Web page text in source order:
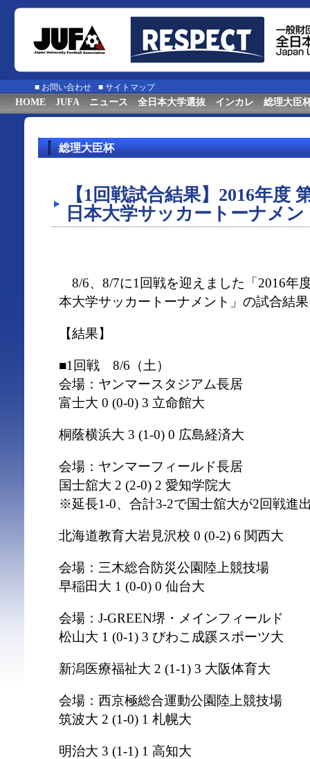
■ お問い合わせ ■ サイトマップ
HOME JUFA ニュース 全日本大学選抜 インカレ 総理大臣
総理大臣杯
【1回戦試合結果】2016年度
日本大学サッカートーナメン
8/6、8/7に1回戦を迎えました「2016年
本大学サッカートーナメント」の試合結
【結果】
■1回戦 8/6（土）
会場：ヤンマースタジアム長居
富士大 0 (0-0) 3 立命館大
桐蔭横浜大 3 (1-0) 0 広島経済大
会場：ヤンマーフィールド長居
国士舘大 2 (2-0) 2 愛知学院大
※延長1-0、合計3-2で国士舘大が2回戦進
北海道教育大岩見沢校 0 (0-2) 6 関西大
会場：三木総合防災公園陸上競技場
早稲田大 1 (0-0) 0 仙台大
会場：J-GREEN堺・メインフィールド
松山大 1 (0-1) 3 びわこ成蹊スポーツ大
新潟医療福祉大 2 (1-1) 3 大阪体育大
会場：西京極総合運動公園陸上競技場
筑波大 2 (1-0) 1 札幌大
明治大 3 (1-1) 1 高知大